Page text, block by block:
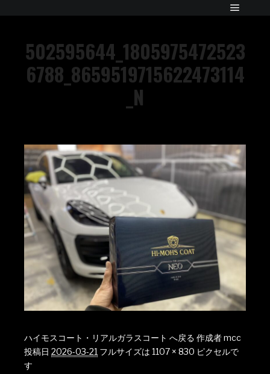
502595644_1805975472523
6788_8659519715622473114
_N
ハイモスコート・リアルガラスコート へ戻る 作成者mcc
投稿日 2026-03-21 フルサイズは 1107 × 830 ピクセルで
す